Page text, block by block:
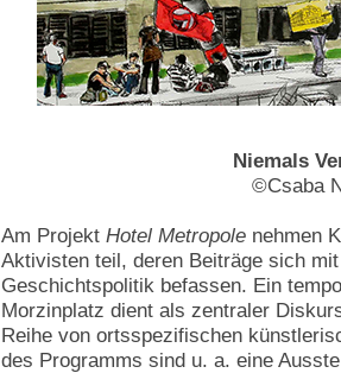
Niemals
©Csaba
Am Projekt Hotel Metropole nehmen
Aktivisten teil, deren Beiträge sich
Geschichtspolitik befassen. Ein
Morzinplatz dient als zentraler
Reihe von ortsspezifischen
des Programms sind u. a. eine